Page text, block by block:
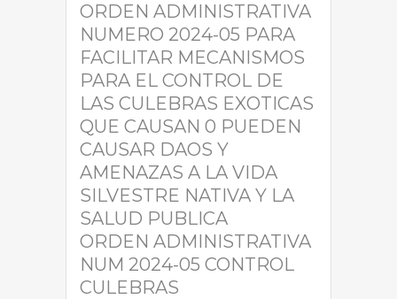
ORDEN ADMINISTRATIVA
NUMERO 2024-05 PARA
FACILITAR MECANISMOS
PARA EL CONTROL DE
LAS CULEBRAS EXOTICAS
QUE CAUSAN 0 PUEDEN
CAUSAR DAOS Y
AMENAZAS A LA VIDA
SILVESTRE NATIVA Y LA
SALUD PUBLICA
ORDEN ADMINISTRATIVA
NUM 2024-05 CONTROL
CULEBRAS